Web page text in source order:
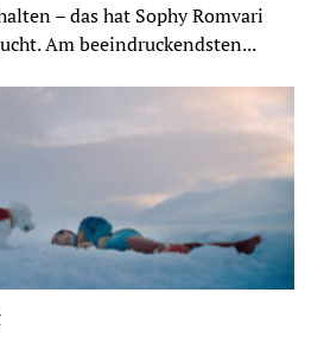
– das hat Sophy Romvari
Am beeindruckendsten...